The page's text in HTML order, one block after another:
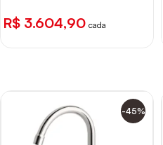
R$ 3.604,90 cada
-45%